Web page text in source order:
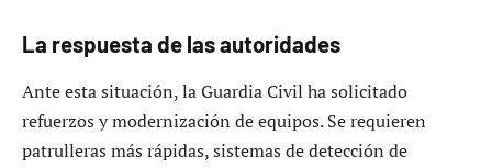
La respuesta de las autoridades
Ante esta situación, la Guardia Civil ha solicitado
refuerzos y modernización de equipos. Se requieren
patrulleras más rápidas, sistemas de detección de